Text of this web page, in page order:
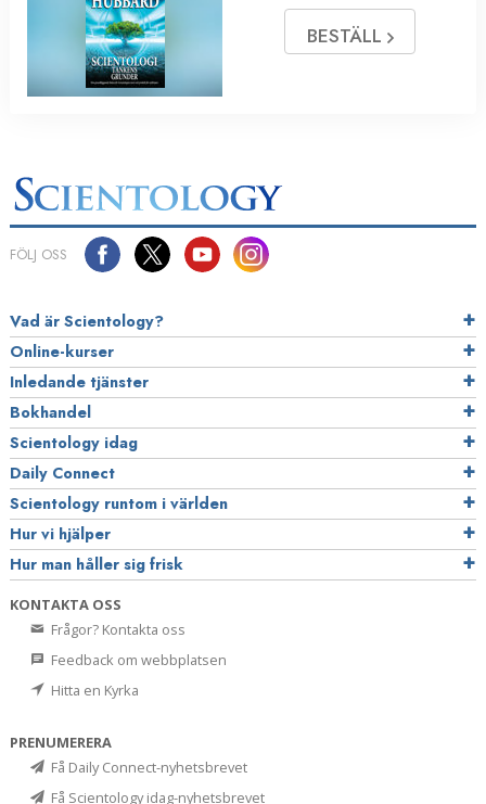
BESTÄLL
FÖLJ OSS
Vad är Scientology?
Online-kurser
Inledande tjänster
Bokhandel
Scientology idag
Daily Connect
Scientology runtom i världen
Hur vi hjälper
Hur man håller sig frisk
KONTAKTA OSS
Frågor? Kontakta oss
Feedback om webbplatsen
Hitta en Kyrka
PRENUMERERA
Få Daily Connect-nyhetsbrevet
Få Scientology idag-nyhetsbrevet